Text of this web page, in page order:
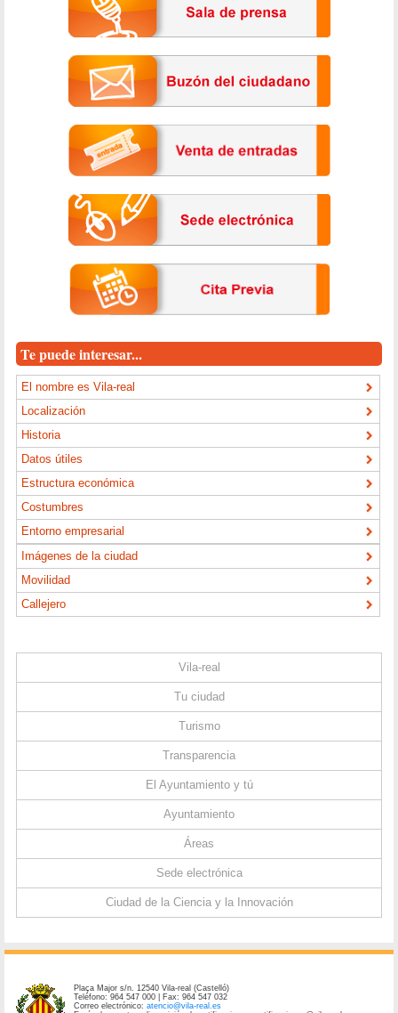
Te puede interesar...
El nombre es Vila-real
Localización
Historia
Datos útiles
Estructura económica
Costumbres
Entorno empresarial
Imágenes de la ciudad
Movilidad
Callejero
Vila-real
Tu ciudad
Turismo
Transparencia
El Ayuntamiento y tú
Ayuntamiento
Áreas
Sede electrónica
Ciudad de la Ciencia y la Innovación
Plaça Major s/n. 12540 Vila-real (Castelló)
Teléfono: 964 547 000 | Fax: 964 547 032
Correo electrónico:atencio@vila-real.es